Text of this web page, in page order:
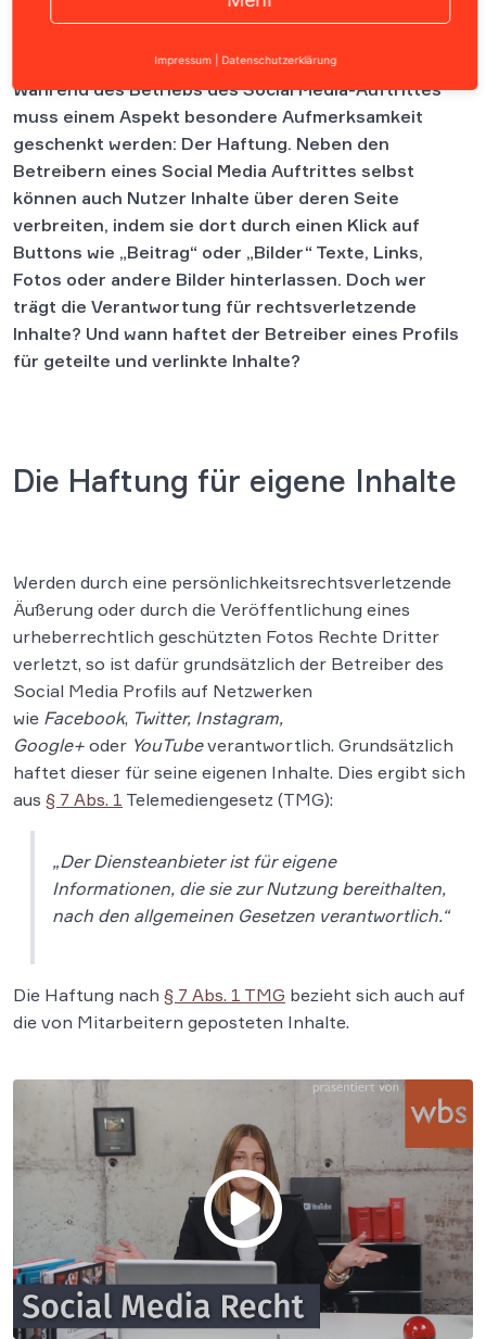
Inhalt
Während des Betriebs des Social Media-Auftrittes
muss einem Aspekt besondere Aufmerksamkeit
geschenkt werden: Der Haftung. Neben den
Betreibern eines Social Media Auftrittes selbst
können auch Nutzer Inhalte über deren Seite
verbreiten, indem sie dort durch einen Klick auf
Buttons wie „Beitrag“ oder „Bilder“ Texte, Links,
Fotos oder andere Bilder hinterlassen. Doch wer
trägt die Verantwortung für rechtsverletzende
Inhalte? Und wann haftet der Betreiber eines Profils
für geteilte und verlinkte Inhalte?
Die Haftung für eigene Inhalte
Werden durch eine persönlichkeitsrechtsverletzende
Äußerung oder durch die Veröffentlichung eines
urheberrechtlich geschützten Fotos Rechte Dritter
verletzt, so ist dafür grundsätzlich der Betreiber des
Social Media Profils auf Netzwerken
wie Facebook, Twitter, Instagram,
Google+ oder YouTubeverantwortlich. Grundsätzlich
haftet dieser für seine eigenen Inhalte. Dies ergibt sich
aus § 7 Abs. 1 Telemediengesetz (TMG):
„Der Diensteanbieter ist für eigene
Informationen, die sie zur Nutzung bereithalten,
nach den allgemeinen Gesetzen verantwortlich.“
Die Haftung nach § 7 Abs. 1 TMG bezieht sich auch auf
die von Mitarbeitern geposteten Inhalte.
Impressum Datenschutzerklärung